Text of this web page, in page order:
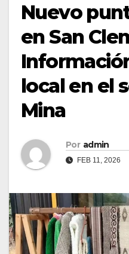
Nuevo
en San
local en el
Mina
Por admin
FEB 11, 2026